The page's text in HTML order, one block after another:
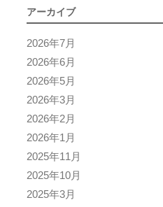
アーカイブ
2026年7月
2026年6月
2026年5月
2026年3月
2026年2月
2026年1月
2025年11月
2025年10月
2025年3月